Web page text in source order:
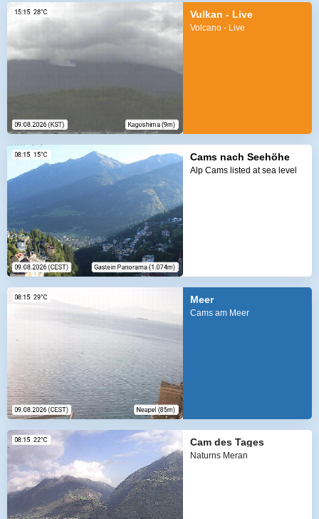
Vulkan - Live
Volcano - Live
Cams nach Seehöhe
Alp Cams listed at sea level
Meer
Cams am Meer
Cam des Tages
Naturns Meran